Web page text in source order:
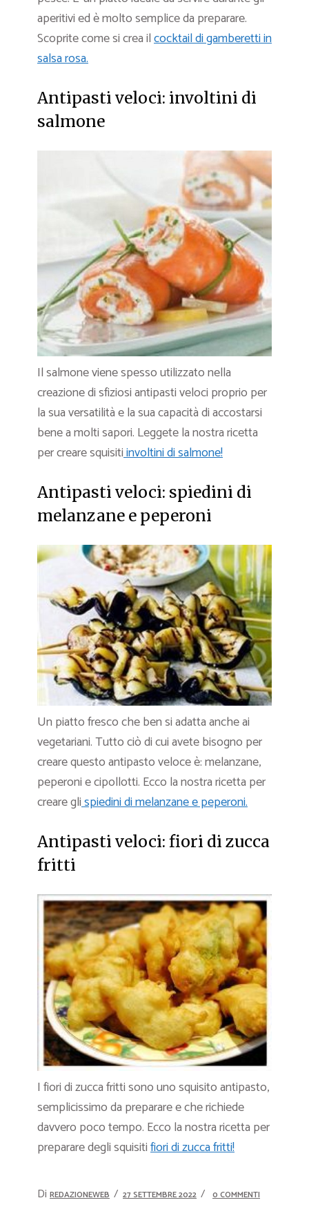
aperitivi ed è molto semplice da preparare.
Scoprite come si crea ilcocktail di gamberetti in
salsa rosa.
Antipasti veloci: involtini di
salmone
Il salmone viene spesso utilizzato nella
creazione di sfiziosi antipasti veloci proprio per
la sua versatilità e la sua capacità di accostarsi
bene a molti sapori. Leggete la nostra ricetta
per creare squisitiinvoltini di salmone!
Antipasti veloci: spiedini di
melanzane e peperoni
Un piatto fresco che ben si adatta anche ai
vegetariani. Tutto ciò di cui avete bisogno per
creare questo antipasto veloce è: melanzane,
peperoni e cipollotti. Ecco la nostra ricetta per
creare glispiedini di melanzane e peperoni.
Antipasti veloci: fiori di zucca
fritti
I fiori di zucca fritti sono uno squisito antipasto,
semplicissimo da preparare e che richiede
davvero poco tempo. Ecco la nostra ricetta per
preparare degli squisitifiori di zucca fritti!
Di REDAZIONEWEB 27 SETTEMBRE 2022 0 COMMENTI